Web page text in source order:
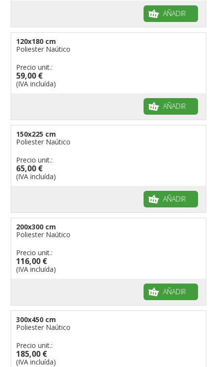
AÑADIR
120x180 cm
Poliester Naútico
Precio unit.:
59,00 €
(IVA incluída)
AÑADIR
150x225 cm
Poliester Naútico
Precio unit.:
65,00 €
(IVA incluída)
AÑADIR
200x300 cm
Poliester Naútico
Precio unit.:
116,00 €
(IVA incluída)
AÑADIR
300x450 cm
Poliester Naútico
Precio unit.:
185,00 €
(IVA incluída)